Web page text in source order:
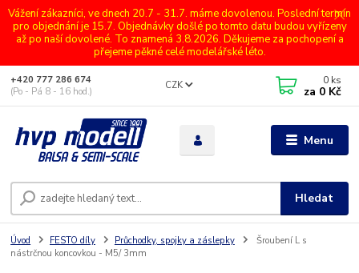
Vážení zákazníci, ve dnech 20.7 - 31.7. máme dovolenou. Poslední termín
pro objednání je 15.7. Objednávky došlé po tomto datu budou vyřízeny
až po naší dovolené. To znamená 3.8.2026. Děkujeme za pochopení a
přejeme pěkné celé modelářské léto.
Menu
CZK
Hledat
+420 777 286 674
(Po - Pá 8 - 16 hod.)
0 ks
za 0 Kč
Úvod FESTO díly Průchodky, spojky a záslepky
Šroubení L s
nástrčnou koncovkou - M5/ 3mm